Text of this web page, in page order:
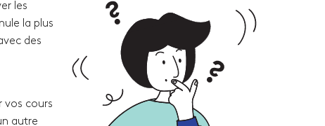
les
la plus
des
vos cours
autre